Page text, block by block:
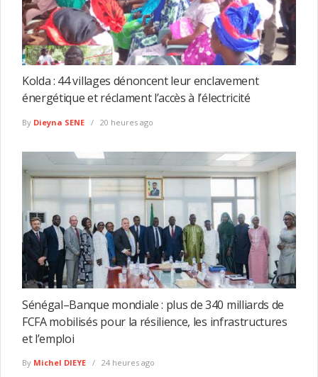
Kolda : 44 villages dénoncent leur enclavement
énergétique et réclament l’accès à l’électricité
By Dieyna SENE 20 heures ago
Sénégal–Banque mondiale : plus de 340 milliards de
FCFA mobilisés pour la résilience, les infrastructures
et l’emploi
By Michel DIEYE 24 heures ago